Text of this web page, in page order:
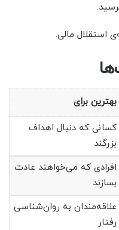
استقلال مالی.
بهترین برای
کسانی که دنبال اهداف
بزرگند
افرادی که می‌خواهند عادت
بسازند
علاقه‌مندان به روان‌شناسی
رفتار